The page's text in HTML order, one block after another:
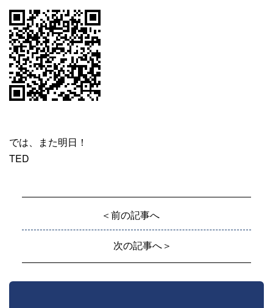
では、また明日！
TED
＜前の記事へ
次の記事へ＞